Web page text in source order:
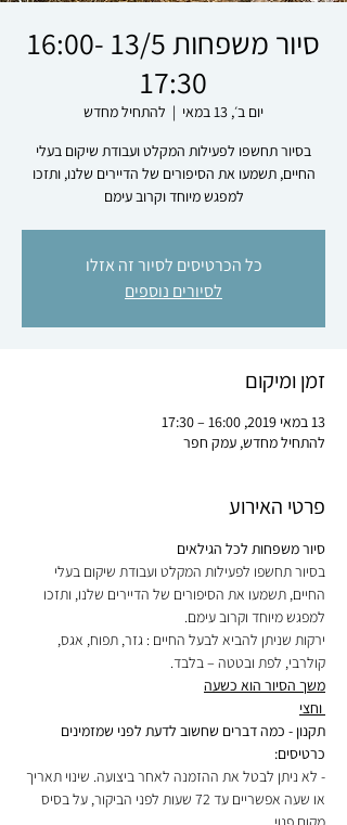
סיור משפחות 13/5 16:00-
17:30
יום ב׳, 13 במאי
  |
להתחיל מחדש
בסיור תחשפו לפעילות המקלט ועבודת שיקום בעלי
החיים, תשמעו את הסיפורים של הדיירים שלנו, ותזכו
למפגש מיוחד וקרוב עימם
כל הכרטיסים לסיור זה אזלו
לסיורים נוספים
זמן ומיקום
13 במאי 2019, 16:00 – 17:30
להתחיל מחדש, עמק חפר
פרטי האירוע
סיור משפחות לכל הגילאים
בסיור תחשפו לפעילות המקלט ועבודת שיקום בעלי
החיים, תשמעו את הסיפורים של הדיירים שלנו, ותזכו
למפגש מיוחד וקרוב עימם.
ירקות שניתן להביא לבעל החיים : גזר, תפוח, אגס,
קולרבי, לפת ובטטה – בלבד.
תקנון - כמה דברים שחשוב לדעת לפני שמזמינים
כרטיסים:
- לא ניתן לבטל את ההזמנה לאחר ביצועה. שינוי תאריך
או שעה אפשריים עד 72 שעות לפני הביקור, על בסיס